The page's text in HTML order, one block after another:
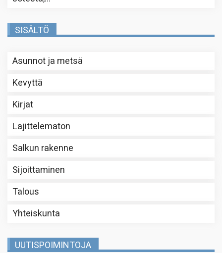
SISÄLTÖ
Asunnot ja metsä
Kevyttä
Kirjat
Lajittelematon
Salkun rakenne
Sijoittaminen
Talous
Yhteiskunta
UUTISPOIMINTOJA